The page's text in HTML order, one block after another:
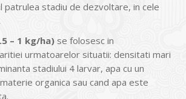
patrulea stadiu de dezvoltare, in cele
– 1 kg/ha) se folosesc in
urmatoarelor situatii: densitati mari
stadiului 4 larvar, apa cu un
organica sau cand apa este